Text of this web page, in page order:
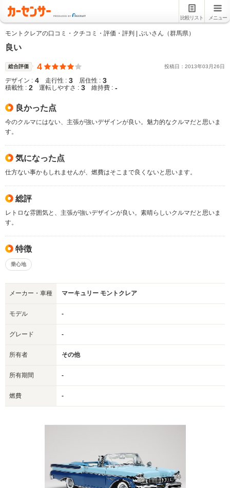
比較リスト メニュー
モントクレアの口コミ・クチコミ・評価・評判 | ぶいさん（群馬県）
良い
総合評価 4 投稿日： 2013年03 月26日
デザイン : 4 走行性 : 3 居住性 : 3
積載性 : 2 運転しやすさ : 3 維持費 : -
良かった点
今のクルマにはない、主張が強いデザインが良い。魅力的なクルマだと思いま
す。
気になった点
仕方ない事かもしれませんが、燃費はそこまで良くないと思います。
総評
レトロな雰囲気と、主張が強いデザインが良い。素晴らしいクルマだと思いま
す。
特徴
乗心地
メーカー・車種 マーキュリー モントクレア
モデル -
グレード -
所有者 その他
所有期間 -
燃費 -